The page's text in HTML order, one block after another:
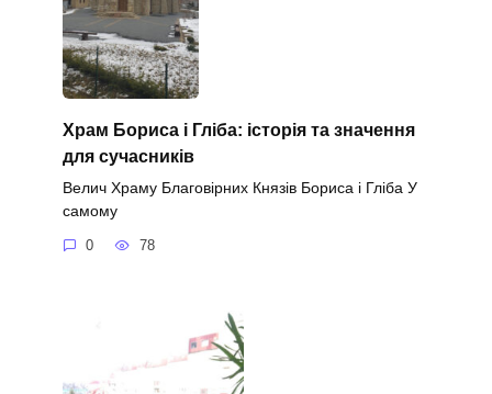
Храм Бориса і Гліба: історія та значення
для сучасників
Велич Храму Благовірних Князів Бориса і Гліба У
самому
0 78